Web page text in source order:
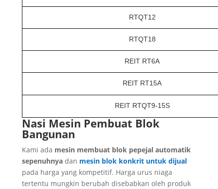
RTQT12
RTQT18
REIT RT6A
REIT RT15A
REIT RTQT9-15S
Nasi Mesin Pembuat Blok
Bangunan
Kami ada mesin membuat blok pepejal automatik
sepenuhnyadan mesin blok konkrit untuk dijual
pada harga yang kompetitif. Harga urus niaga
tertentu mungkin berubah disebabkan oleh produk